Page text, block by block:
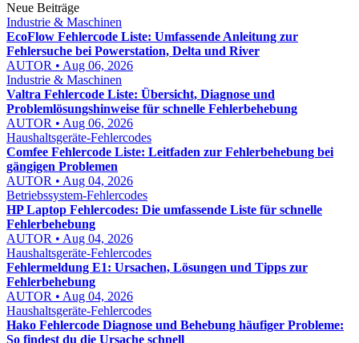
Neue Beiträge
Industrie & Maschinen
EcoFlow Fehlercode Liste: Umfassende Anleitung zur
Fehlersuche bei Powerstation, Delta und River
AUTOR • Aug 06, 2026
Industrie & Maschinen
Valtra Fehlercode Liste: Übersicht, Diagnose und
Problemlösungshinweise für schnelle Fehlerbehebung
AUTOR • Aug 06, 2026
Haushaltsgeräte-Fehlercodes
Comfee Fehlercode Liste: Leitfaden zur Fehlerbehebung bei
gängigen Problemen
AUTOR • Aug 04, 2026
Betriebssystem-Fehlercodes
HP Laptop Fehlercodes: Die umfassende Liste für schnelle
Fehlerbehebung
AUTOR • Aug 04, 2026
Haushaltsgeräte-Fehlercodes
Fehlermeldung E1: Ursachen, Lösungen und Tipps zur
Fehlerbehebung
AUTOR • Aug 04, 2026
Haushaltsgeräte-Fehlercodes
Hako Fehlercode Diagnose und Behebung häufiger Probleme:
So findest du die Ursache schnell